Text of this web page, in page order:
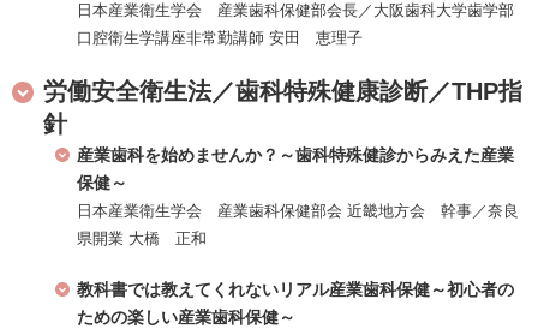
日本産業衛生学会 産業歯科保健部会長／大阪歯科大学歯学部
口腔衛生学講座非常勤講師 安田 恵理子
労働安全衛生法／歯科特殊健康診断／THP指
針
産業歯科を始めませんか？～歯科特殊健診からみえた産業
保健～
日本産業衛生学会 産業歯科保健部会 近畿地方会 幹事／奈良
県開業 大橋 正和
教科書では教えてくれないリアル産業歯科保健～初心者の
ための楽しい産業歯科保健～